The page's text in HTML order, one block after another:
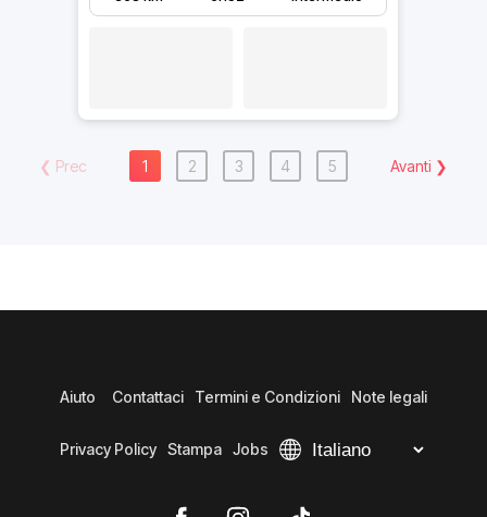
❮ Prec 1 2 3 4 5 Avanti ❯
Aiuto Contattaci Termini e Condizioni Note legali
Privacy Policy Stampa Jobs